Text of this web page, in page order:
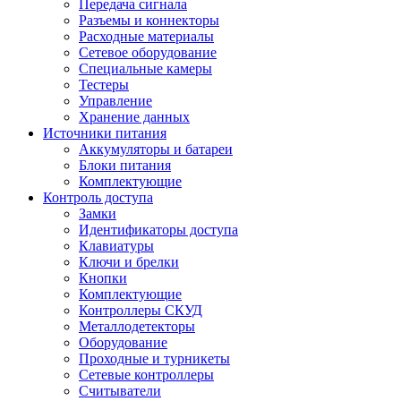
Передача сигнала
Разъемы и коннекторы
Расходные материалы
Сетевое оборудование
Специальные камеры
Тестеры
Управление
Хранение данных
Источники питания
Аккумуляторы и батареи
Блоки питания
Комплектующие
Контроль доступа
Замки
Идентификаторы доступа
Клавиатуры
Ключи и брелки
Кнопки
Комплектующие
Контроллеры СКУД
Металлодетекторы
Оборудование
Проходные и турникеты
Сетевые контроллеры
Считыватели